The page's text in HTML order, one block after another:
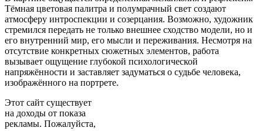
Тёмная цветовая палитра и полумрачный свет создают
атмосферу интроспекции и созерцания. Возможно, художник
стремился передать не только внешнее сходство модели, но и
его внутренний мир, его мысли и переживания. Несмотря на
отсутствие конкретных сюжетных элементов, работа
вызывает ощущение глубокой психологической
напряжённости и заставляет задуматься о судьбе человека,
изображённого на портрете.
Этот сайт существует
на доходы от показа
рекламы. Пожалуйста,